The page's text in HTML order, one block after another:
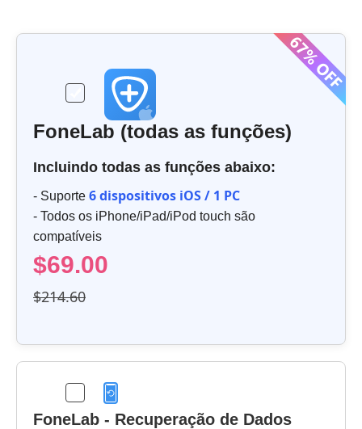
FoneLab (todas as funções)
Incluindo todas as funções abaixo:
- Suporte 6 dispositivos iOS / 1 PC
- Todos os iPhone/iPad/iPod touch são
compatíveis
$69.00
$214.60
FoneLab - Recuperação de Dados